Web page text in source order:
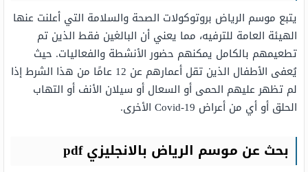
يتبع موسم الرياض بروتوكولات الصحة والسلامة التي أعلنت عنها
الهيئة العامة للترفيه، مما يعني أن البالغين فقط الذين تم
تطعيمهم بالكامل يمكنهم حضور الأنشطة والفعاليات. حيث
يُعفى الأطفال الذين تقل أعمارهم عن 12 عامًا من هذا الشرط إذا
لم تظهر عليهم الحمى أو السعال أو سيلان الأنف أو التهاب
الحلق أو أي من أعراض Covid-19 الأخرى.
بحث عن موسم الرياض بالانجليزي pdf